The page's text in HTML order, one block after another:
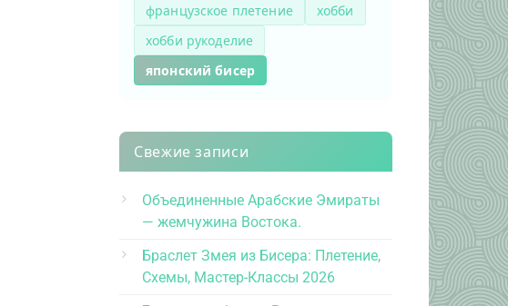
французское плетение
хобби
хобби рукоделие
японский бисер
Свежие записи
Объединенные Арабские Эмираты
— жемчужина Востока.
Браслет Змея из Бисера: Плетение,
Схемы, Мастер-Классы 2026